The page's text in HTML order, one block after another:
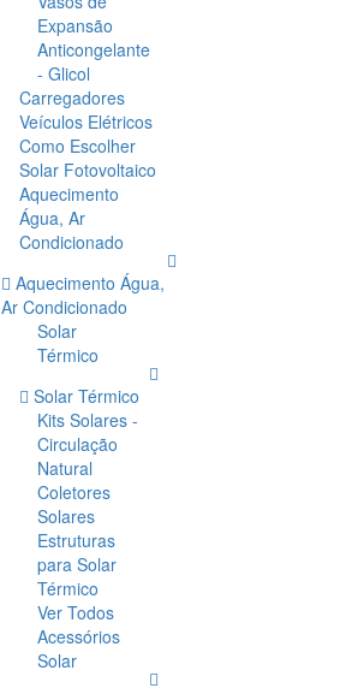
Expansão
Anticongelante
- Glicol
Carregadores
Veículos Elétricos
Como Escolher
Solar Fotovoltaico
Aquecimento
Água, Ar
Condicionado
Aquecimento Água,
Ar Condicionado
Solar
Térmico
Solar Térmico
Kits Solares -
Circulação
Natural
Coletores
Solares
Estruturas
para Solar
Térmico
Ver Todos
Acessórios
Solar